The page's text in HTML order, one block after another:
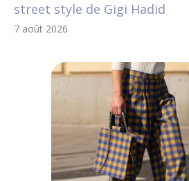
street style de Gigi Hadid
7 août 2026